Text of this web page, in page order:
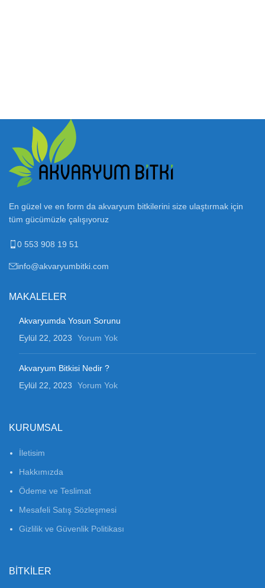
En güzel ve en form da akvaryum bitkilerini size ulaştırmak için
tüm gücümüzle çalışıyoruz
0 553 908 19 51
info@akvaryumbitki.com
MAKALELER
Akvaryumda Yosun Sorunu
Eylül 22, 2023
Yorum Yok
Akvaryum Bitkisi Nedir ?
Eylül 22, 2023
Yorum Yok
KURUMSAL
İletisim
Hakkımızda
Ödeme ve Teslimat
Mesafeli Satış Sözleşmesi
Gizlilik ve Güvenlik Politikası
BITKILER